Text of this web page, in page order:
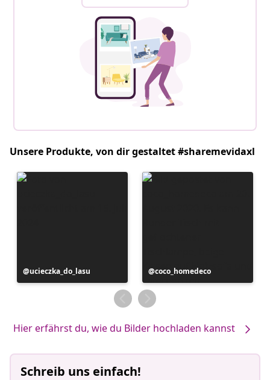
Unsere Produkte, von dir gestaltet #sharemevidaxl
Beitrag
veröffentlicht
ucieczka_do_lasu
Beitrag
veröffentlicht
von
coco_homedeco
Hier erfährst du, wie du Bilder hochladen kannst
Schreib uns einfach!